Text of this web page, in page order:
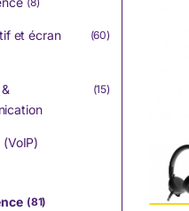
et écran
(60)
(15)
(81)